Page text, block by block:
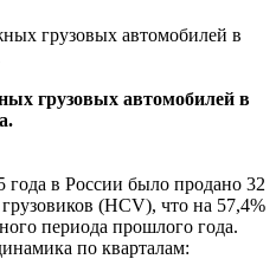
грузовых автомобилей в
года в России было продано 32
(HCV), что на 57,4%
периода прошлого года.
по кварталам: